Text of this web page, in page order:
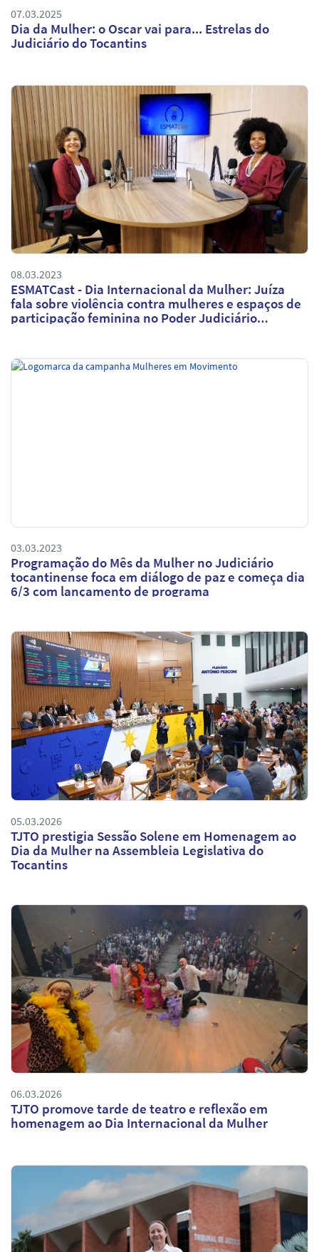
07.03.2025
Dia da Mulher: o Oscar vai para... Estrelas do
Judiciário do Tocantins
08.03.2023
ESMATCast - Dia Internacional da Mulher: Juíza
fala sobre violência contra mulheres e espaços de
participação feminina no Poder Judiciário
03.03.2023
Programação do Mês da Mulher no Judiciário
tocantinense foca em diálogo de paz e começa dia
6/3 com lançamento de programa
05.03.2026
TJTO prestigia Sessão Solene em Homenagem ao
Dia da Mulher na Assembleia Legislativa do
Tocantins
06.03.2026
TJTO promove tarde de teatro e reflexão em
homenagem ao Dia Internacional da Mulher